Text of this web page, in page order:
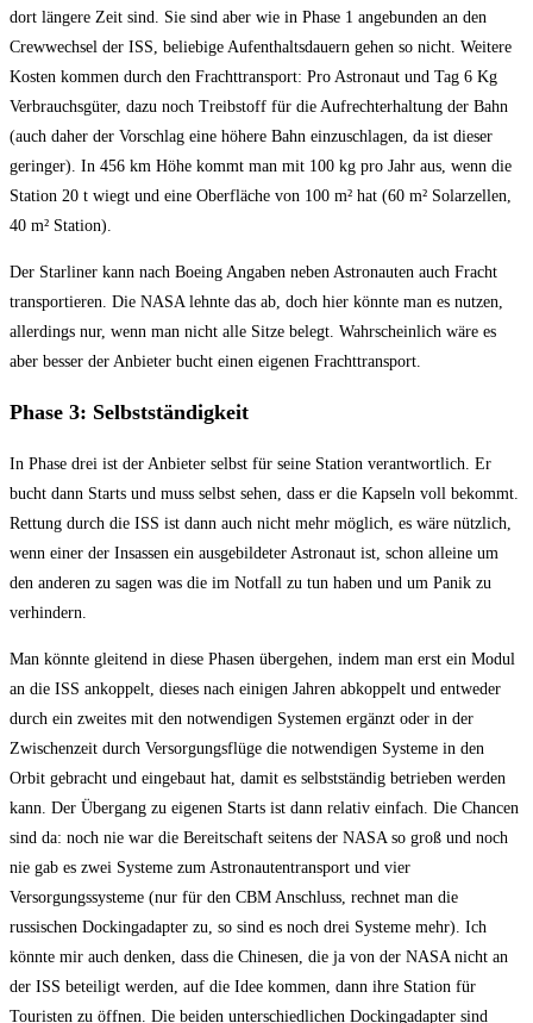
dort längere Zeit sind. Sie sind aber wie in Phase 1 angebunden an den
Crewwechsel der ISS, beliebige Aufenthaltsdauern gehen so nicht. Weitere
Kosten kommen durch den Frachttransport: Pro Astronaut und Tag 6 Kg
Verbrauchsgüter, dazu noch Treibstoff für die Aufrechterhaltung der Bahn
(auch daher der Vorschlag eine höhere Bahn einzuschlagen, da ist dieser
geringer). In 456 km Höhe kommt man mit 100 kg pro Jahr aus, wenn die
Station 20 t wiegt und eine Oberfläche von 100 m² hat (60 m² Solarzellen,
40 m² Station).
Der Starliner kann nach Boeing Angaben neben Astronauten auch Fracht
transportieren. Die NASA lehnte das ab, doch hier könnte man es nutzen,
allerdings nur, wenn man nicht alle Sitze belegt. Wahrscheinlich wäre es
aber besser der Anbieter bucht einen eigenen Frachttransport.
Phase 3: Selbstständigkeit
In Phase drei ist der Anbieter selbst für seine Station verantwortlich. Er
bucht dann Starts und muss selbst sehen, dass er die Kapseln voll bekommt.
Rettung durch die ISS ist dann auch nicht mehr möglich, es wäre nützlich,
wenn einer der Insassen ein ausgebildeter Astronaut ist, schon alleine um
den anderen zu sagen was die im Notfall zu tun haben und um Panik zu
verhindern.
Man könnte gleitend in diese Phasen übergehen, indem man erst ein Modul
an die ISS ankoppelt, dieses nach einigen Jahren abkoppelt und entweder
durch ein zweites mit den notwendigen Systemen ergänzt oder in der
Zwischenzeit durch Versorgungsflüge die notwendigen Systeme in den
Orbit gebracht und eingebaut hat, damit es selbstständig betrieben werden
kann. Der Übergang zu eigenen Starts ist dann relativ einfach. Die Chancen
sind da: noch nie war die Bereitschaft seitens der NASA so groß und noch
nie gab es zwei Systeme zum Astronautentransport und vier
Versorgungssysteme (nur für den CBM Anschluss, rechnet man die
russischen Dockingadapter zu, so sind es noch drei Systeme mehr). Ich
könnte mir auch denken, dass die Chinesen, die ja von der NASA nicht an
der ISS beteiligt werden, auf die Idee kommen, dann ihre Station für
Touristen zu öffnen. Die beiden unterschiedlichen Dockingadapter sind